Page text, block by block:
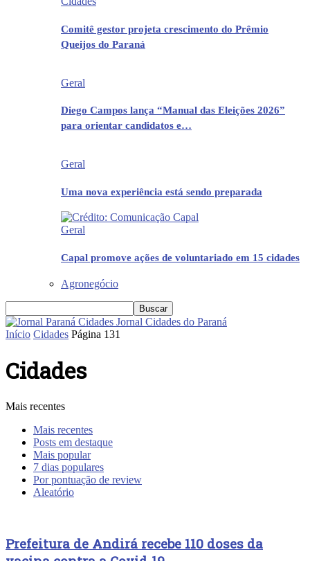
Comitê gestor projeta crescimento do Prêmio
Queijos do Paraná
Geral
Diego Campos lança “Manual das Eleições 2026”
para orientar candidatos e…
Geral
Uma nova experiência está sendo preparada
Geral
Capal promove ações de voluntariado em 15 cidades
Agronegócio
Jornal Cidades do Paraná
Início Cidades Página 131
Cidades
Mais recentes
Mais recentes
Posts em destaque
Mais popular
7 dias populares
Por pontuação de review
Aleatório
Prefeitura de Andirá recebe 110 doses da